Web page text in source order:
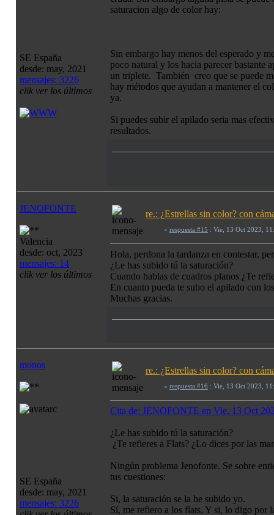
SE España
desde: may, 2021
mensajes: 3226
clik ver los últimos
saturacion algo de color hay:
Sin embargo hay menos del esperado y
poco natural y los hacia parecer bastante
un triplete. También creo que se puede
hay métodos que ayudan a mantener el
ya.
Si puedes subir el apilado seria mas
resultados.
JENOFONTE
Valencia
desde: oct, 2023
mensajes: 14
clik ver los últimos
re.: ¿Estrellas sin color? con
« respuesta #15 : Vie, 13 Oct 2023,
Hola, perdona la tardanza en contestar,
¿Le has subido tú la saturación?
Cuando hablas de cuadros planos ¿Te
En cuanto pueda te subo el apilado con
Muchas gracias.
monos
SE España
desde: may, 2021
mensajes: 3226
re.: ¿Estrellas sin color? con
« respuesta #16 : Vie, 13 Oct 2023,
Cita de: JENOFONTE en Vie, 13 Oct
¿Le has subido tú la saturación?
¿Te refieres a Flats? ¿Lo dices por las
Ningún problema Jenofonte. Se sobre
tus cuestiones:
Si, la saturación se la he subido yo.
Sí, me refiero a los flats. Y si, lo digo por